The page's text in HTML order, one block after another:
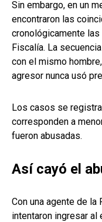
Sin embargo, en un
encontraron las
cronológicamente
Fiscalía. La
con el mismo
agresor nunca usó
Los casos se
corresponden a
fueron abusadas.
Así cayó el
Con una agente de
intentaron ingresar al